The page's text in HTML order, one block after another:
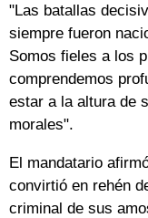
"Las batallas
siempre fueron
Somos fieles a los
comprendemos
estar a la altura de
morales".
El mandatario
convirtió en rehén
criminal de sus